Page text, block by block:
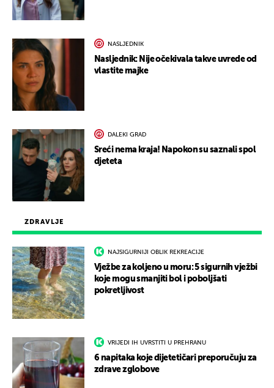
ZDRAVLJE
NAJSIGURNIJI OBLIK REKREACIJE
Vježbe za koljeno u moru: 5 sigurnih vježbi
koje mogu smanjiti bol i poboljšati
pokretljivost
VRIJEDI IH UVRSTITI U PREHRANU
6 napitaka koje dijetetičari preporučuju za
zdrave zglobove
NASLJEDNIK
Nasljednik: Nije očekivala takve uvrede od
vlastite majke
DALEKI GRAD
Sreći nema kraja! Napokon su saznali spol
djeteta